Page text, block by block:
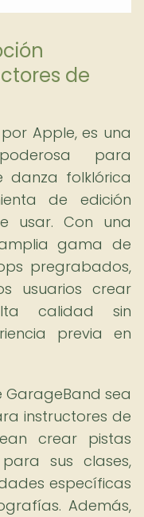
de
Apple, es una
para
danza folklórica
de edición
usar. Con una
gama de
pregrabados,
usuarios crear
calidad sin
previa en
GarageBand sea
instructores de
crear pistas
sus clases,
específicas
Además,